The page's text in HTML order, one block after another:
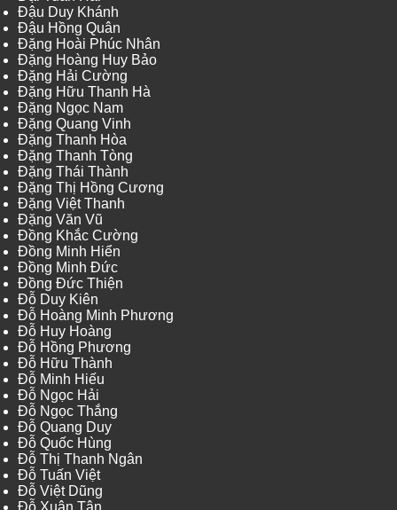
Đậu Duy Khánh
Đậu Hồng Quân
Đặng Hoài Phúc Nhân
Đặng Hoàng Huy Bảo
Đặng Hải Cường
Đặng Hữu Thanh Hà
Đặng Ngọc Nam
Đặng Quang Vinh
Đặng Thanh Hòa
Đặng Thanh Tòng
Đặng Thái Thành
Đặng Thị Hồng Cương
Đặng Việt Thanh
Đặng Văn Vũ
Đồng Khắc Cường
Đồng Minh Hiển
Đồng Minh Đức
Đồng Đức Thiện
Đỗ Duy Kiên
Đỗ Hoàng Minh Phương
Đỗ Huy Hoàng
Đỗ Hồng Phương
Đỗ Hữu Thành
Đỗ Minh Hiếu
Đỗ Ngọc Hải
Đỗ Ngọc Thắng
Đỗ Quang Duy
Đỗ Quốc Hùng
Đỗ Thị Thanh Ngân
Đỗ Tuấn Việt
Đỗ Việt Dũng